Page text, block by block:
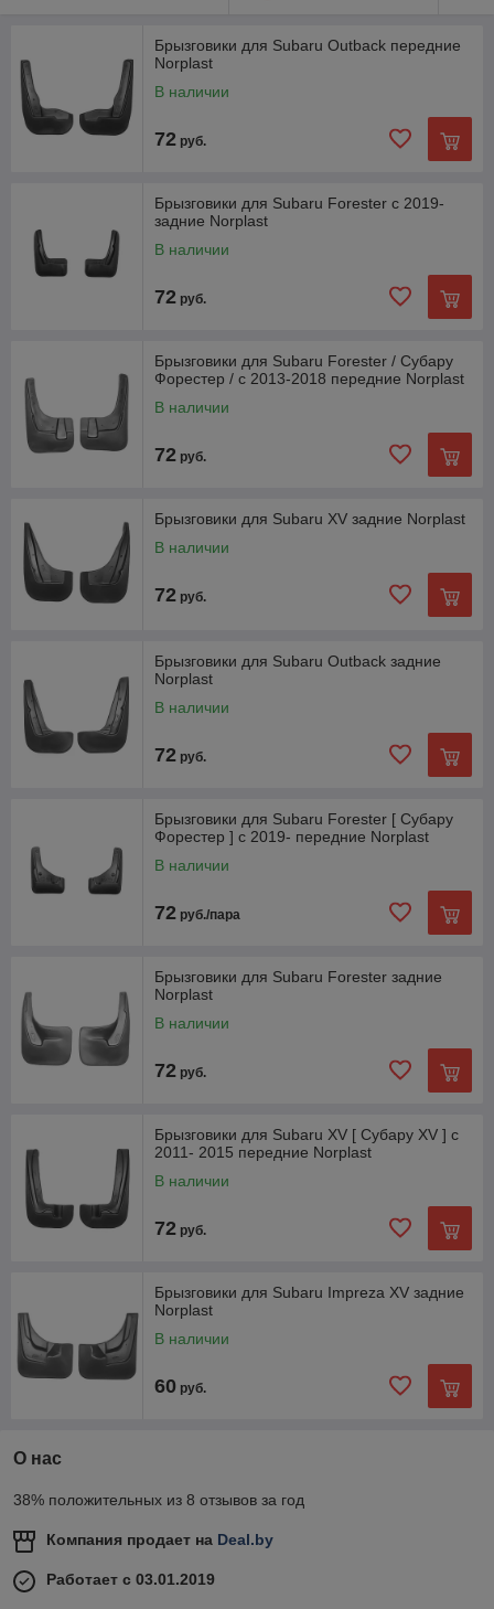
Выдерживают морозы до -40 градусов
Точное соответствие колесной арке
Количество в комплекте - 2 шт. (левый, правый)
Брызговики для Subaru Outback передние
Norplast
В наличии
72 руб.
Брызговики для Subaru Forester с 2019-
задние Norplast
В наличии
72 руб.
Брызговики для Subaru Forester / Субару
Форестер / с 2013-2018 передние Norplast
В наличии
72 руб.
Брызговики для Subaru XV задние Norplast
В наличии
72 руб.
Брызговики для Subaru Outback задние
Norplast
В наличии
72 руб.
Брызговики для Subaru Forester [ Субару
Форестер ] с 2019- передние Norplast
В наличии
72 руб./пара
Брызговики для Subaru Forester задние
Norplast
В наличии
72 руб.
Брызговики для Subaru XV [ Субару XV ] с
2011- 2015 передние Norplast
В наличии
72 руб.
Брызговики для Subaru Impreza XV задние
Norplast
В наличии
60 руб.
О нас
38% положительных из 8 отзывов за год
Компания продает на Deal.by
Работает с 03.01.2019